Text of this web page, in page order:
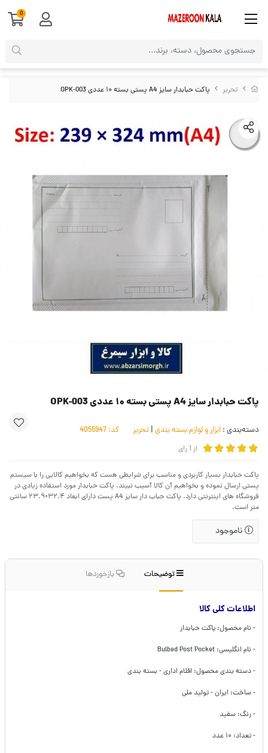
تحریر پاکت حبابدار سایز A4 پستی بسته ۱۰ عددی OPK-003
پاکت حبابدار سایز A4 پستی بسته ۱۰ عددی OPK-003
دسته‌بندی : ابزار و لوازم بسته بندی | تحریر کد:
از 1رای
پاکت حبابدار بسیار کاربردی و مناسب برای شرایطی هست که بخواهیم کالایی را با سیستم
پستی ارسال نموده و بخواهیم آن کالا آسیب نبیند. پاکت حبابدار مورد استفاده زیادی در
فروشگاه های اینترنتی دارد. پاکت حباب دار سایز A4 پست دارای ابعاد ۳۲.۴×۲۳.۹ سانتی
متر است.
ناموجود
توضیحات بازخوردها
اطلاعات کلی کالا
- نام محصول: پاکت حبابدار
- نام انگلیسی: Bulbed Post Pocket
- دسته بندی محصول: اقلام اداری - بسته بندی
- ساخت: ایران - تولید ملی
- رنگ: سفید
- تعداد: ۱۰ عدد
0